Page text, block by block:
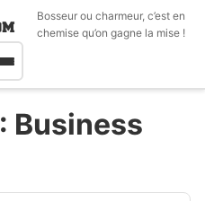
Bosseur ou charmeur, c’est en
chemise qu’on gagne la mise !
Business